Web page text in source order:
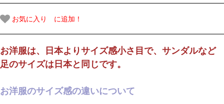
お気に入り に追加！
お洋服は、日本よりサイズ感小さ目で、サンダルなど
足のサイズは日本と同じです。
お洋服のサイズ感の違いについて